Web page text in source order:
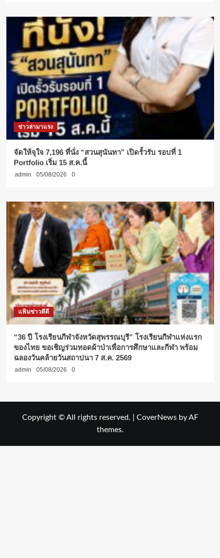
ข่าวล่ามาแรง
จัดให้จุใจ 7,196 ที่นั่ง “สวนสุนันทา” เปิดรั้วรับ รอบที่ 1
Portfolio เริ่ม 15 ส.ค.นี้
admin 05/08/2026 0
แฟ้มข่าวดีดี
“36 ปี โรงเรียนกีฬาจังหวัดสุพรรณบุรี” โรงเรียนกีฬาแห่งแรก
ของไทย ขอเชิญร่วมทอดผ้าป่าเพื่อการศึกษาและกีฬา พร้อม
ฉลองวันคล้ายวันสถาปนา 7 ส.ค. 2569
admin 05/08/2026 0
Copyright © All rights reserved. CoverNewsby AF
themes.